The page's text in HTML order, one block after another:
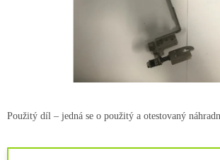
Použitý díl – jedná se o použitý a otestovaný